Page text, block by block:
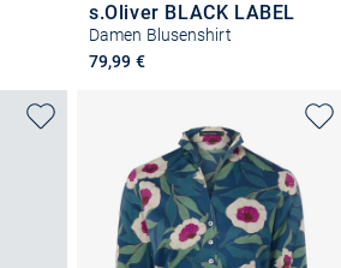
s.Oliver BLACK LABEL
Damen Blusenshirt
79,99 €